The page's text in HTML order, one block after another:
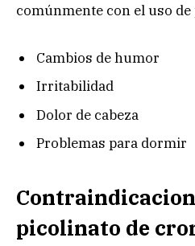
comúnmente con el uso
Cambios de humor
Irritabilidad
Dolor de cabeza
Problemas para dormir
picolinato de